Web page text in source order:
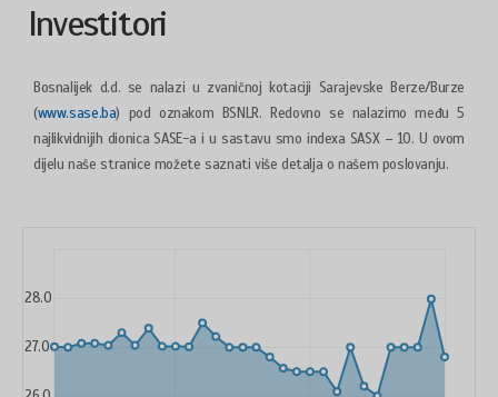
Investitori
Bosnalijek d.d. se nalazi u zvaničnoj kotaciji Sarajevske Berze/Burze
(www.sase.ba) pod oznakom BSNLR. Redovno se nalazimo među 5
najlikvidnijih dionica SASE-a i u sastavu smo indexa SASX – 10. U ovom
dijelu naše stranice možete saznati više detalja o našem poslovanju.
27.0
28.0